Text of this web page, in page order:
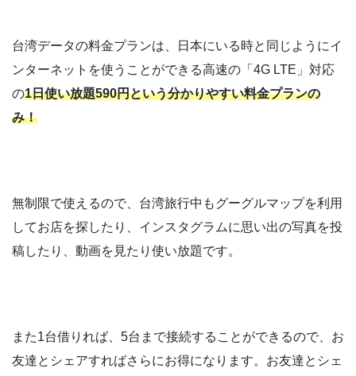
台湾データの料金プランは、日本にいる時と同じようにイ
ンターネットを使うことができる高速の「4G LTE」対応
の1日使い放題590円という分かりやすい料金プランの
み！
無制限で使えるので、台湾旅行中もグーグルマップを利用
してお店を探したり、インスタグラムに思い出の写真を投
稿したり、動画を見たり使い放題です。
また1台借りれば、5台まで接続することができるので、お
友達とシェアすればさらにお得になります。お友達とシェ